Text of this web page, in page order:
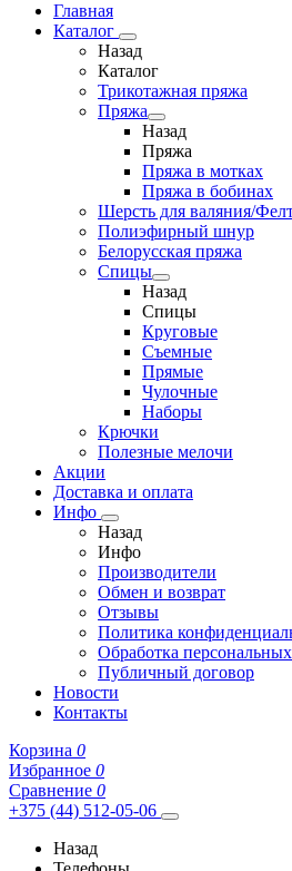
Главная
Каталог
Назад
Каталог
Трикотажная пряжа
Пряжа
Назад
Пряжа
Пряжа в мотках
Пряжа в бобинах
Шерсть для валяния/
Полиэфирный шнур
Белорусская пряжа
Спицы
Назад
Спицы
Круговые
Съемные
Прямые
Чулочные
Наборы
Крючки
Полезные мелочи
Акции
Доставка и оплата
Инфо
Назад
Инфо
Производители
Обмен и возврат
Отзывы
Политика
Обработка
Публичный договор
Новости
Контакты
Корзина 0
Избранное 0
Сравнение 0
+375 (44) 512-05-06
Назад